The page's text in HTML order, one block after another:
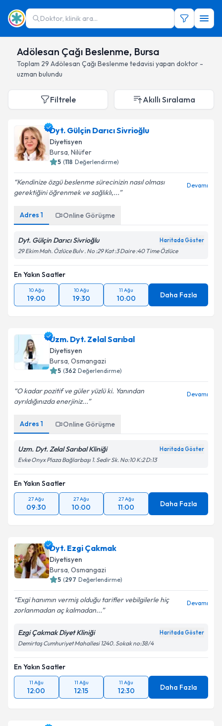
Doktor, klinik ara...
Adölesan Çağı Beslenme, Bursa
Toplam 29 Adölesan Çağı Beslenme tedavisi yapan doktor -
uzman bulundu
Filtrele Akıllı Sıralama
Dyt. Gülçin Darıcı Sivrioğlu
Diyetisyen
Bursa, Nilüfer
5 (118 Değerlendirme)
Kendinize özgü beslenme sürecinizin nasıl olması
gerektiğini öğrenmek ve sağlıklı,...
Devamı
Adres 1 Online Görüşme
Dyt. Gülçin Darıcı Sivrioğlu Haritada Göster
29 Ekim Mah. Özlüce Bulv . No :29 Kat :3 Daire :40 Time Özlüce
En Yakın Saatler
10 Ağu
19:00
10 Ağu
19:30
11 Ağu
10:00 Daha Fazla
Uzm. Dyt. Zelal Sarıbal
Diyetisyen
Bursa, Osmangazi
5 (362 Değerlendirme)
O kadar pozitif ve güler yüzlü ki. Yanından
ayrıldığınızda enerjiniz...
Devamı
Adres 1 Online Görüşme
Uzm. Dyt. Zelal Sarıbal Kliniği Haritada Göster
Evke Onyx Plaza Bağlarbaşı 1. Sedir Sk. No:10 K:2 D:13
En Yakın Saatler
27 Ağu
09:30
27 Ağu
10:00
27 Ağu
11:00 Daha Fazla
Dyt. Ezgi Çakmak
Diyetisyen
Bursa, Osmangazi
5 (297 Değerlendirme)
Exgi hanımın vermiş olduğu tarifler vebilgilerle hiç
zorlanmadan aç kalmadan...
Devamı
Ezgi Çakmak Diyet Kliniği Haritada Göster
Demirtaş Cumhuriyet Mahallesi 1240. Sokak no:38/4
En Yakın Saatler
11 Ağu
12:00
11 Ağu
12:15
11 Ağu
12:30 Daha Fazla